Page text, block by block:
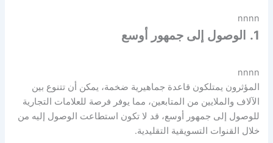
nnnn
1. الوصول إلى جمهور أوسع
nnnn
المؤثرون يمتلكون قاعدة جماهيرية ضخمة، يمكن أن تتنوع بين
الآلاف والملايين من المتابعين، مما يوفر فرصة للعلامات التجارية
للوصول إلى جمهور أوسع، قد لا تكون استطاعت الوصول إليه من
خلال القنوات التسويقية التقليدية.